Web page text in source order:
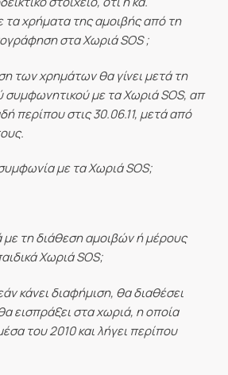
χρήματα της αμοιβής από τη
στα ΧωριάSOS ;
των χρημάτων θα γίνει μετά τη
συμφωνητικού με τα ΧωριάSOS, απ
περίπου στις 30.06.11, μετά από
με τα ΧωριάSOS;
με τη διάθεση αμοιβών ή μέρους
ΧωριάSOS;
κάνει διαφήμιση, θα διαθέσει
εισπράξει στα χωριά, η οποία
του 2010 και λήγει περίπου